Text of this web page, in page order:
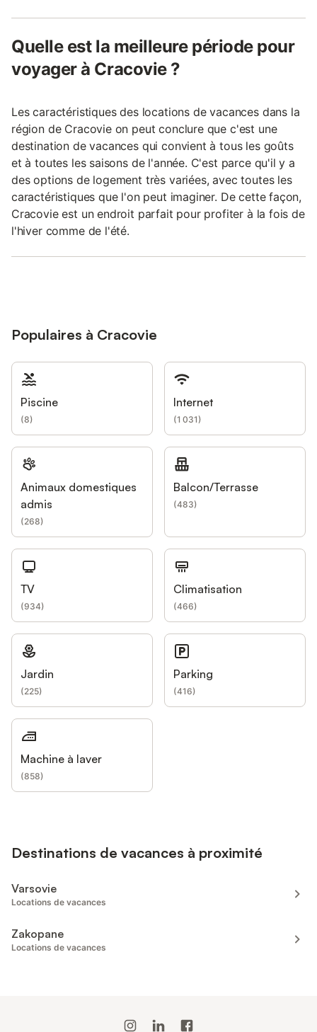
Quelle est la meilleure période pour
voyager à Cracovie ?
Les caractéristiques des locations de vacances dans la
région de Cracovie on peut conclure que c'est une
destination de vacances qui convient à tous les goûts
et à toutes les saisons de l'année. C'est parce qu'il y a
des options de logement très variées, avec toutes les
caractéristiques que l'on peut imaginer. De cette façon,
Cracovie est un endroit parfait pour profiter à la fois de
l'hiver comme de l'été.
Populaires à Cracovie
Piscine
(8)
Internet
(1 031)
Animaux domestiques
admis
(268)
Balcon/Terrasse
(483)
TV
(934)
Climatisation
(466)
Jardin
(225)
Parking
(416)
Machine à laver
(858)
Destinations de vacances à proximité
Varsovie
Locations de vacances
Zakopane
Locations de vacances